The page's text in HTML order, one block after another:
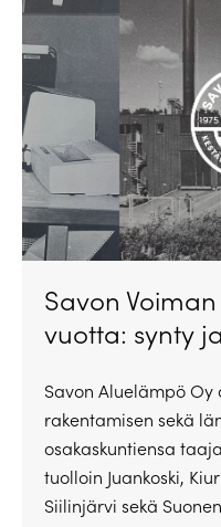
Savon
vuotta: synty
Savon Aluelämpö
rakentamisen sekä
osakaskuntiensa
tuolloin Juankoski,
Siilinjärvi sekä